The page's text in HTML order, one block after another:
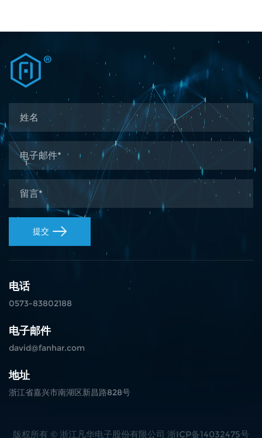
提交
电话
0573-83802188
电子邮件
david@fanhar.com
地址
浙江省嘉兴市南湖区新昌路828号
版权所有 © 浙江凡华电子股份有限公司 浙ICP备14032475号